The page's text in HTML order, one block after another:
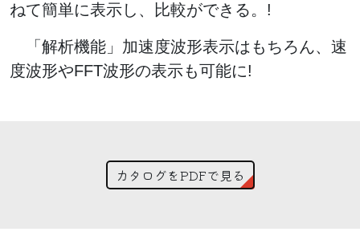
ねて簡単に表示し、比較ができる。!
「解析機能」加速度波形表示はもちろん、速
度波形やFFT波形の表示も可能に!
カタログをPDFで見る